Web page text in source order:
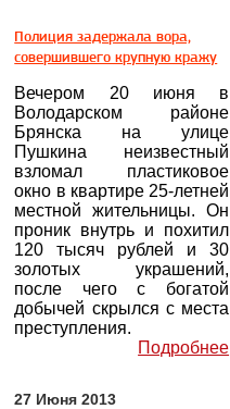
Полиция задержала вора,
совершившего крупную кражу
Вечером 20 июня в
Володарском районе
Брянска на улице
Пушкина неизвестный
взломал пластиковое
окно в квартире 25-летней
местной жительницы. Он
проник внутрь и похитил
120 тысяч рублей и 30
золотых украшений,
после чего с богатой
добычей скрылся с места
преступления.
Подробнее
27 Июня 2013